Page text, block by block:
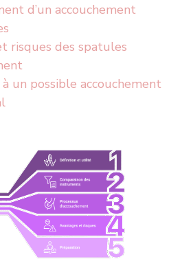
d’un accouchement
risques des spatules
un possible accouchement